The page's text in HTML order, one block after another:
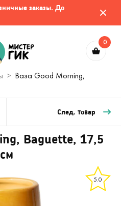
заказы. До
0
Ваза Good Morning,
След. товар
Baguette, 17,5
см
5.0